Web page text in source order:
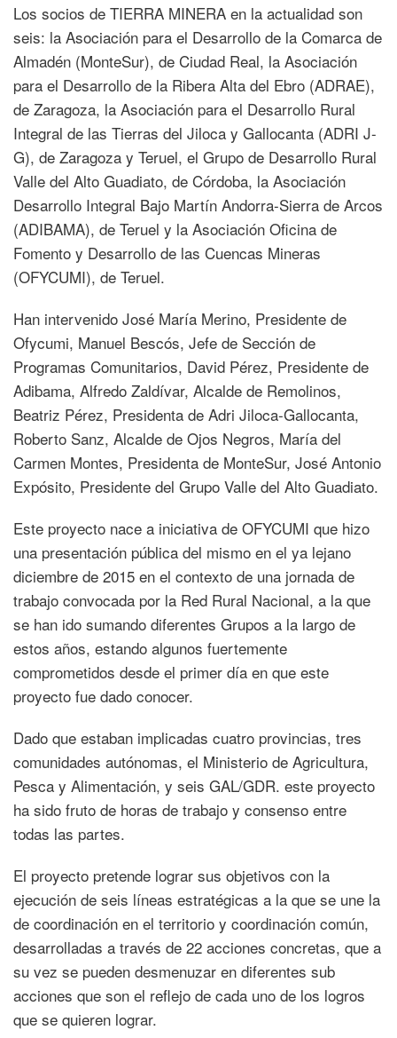
Los socios de TIERRA MINERA en la actualidad son
seis: la Asociación para el Desarrollo de la Comarca de
Almadén (MonteSur), de Ciudad Real, la Asociación
para el Desarrollo de la Ribera Alta del Ebro (ADRAE),
de Zaragoza, la Asociación para el Desarrollo Rural
Integral de las Tierras del Jiloca y Gallocanta (ADRI J-
G), de Zaragoza y Teruel, el Grupo de Desarrollo Rural
Valle del Alto Guadiato, de Córdoba, la Asociación
Desarrollo Integral Bajo Martín Andorra-Sierra de Arcos
(ADIBAMA), de Teruel y la Asociación Oficina de
Fomento y Desarrollo de las Cuencas Mineras
(OFYCUMI), de Teruel.
Han intervenido José María Merino, Presidente de
Ofycumi, Manuel Bescós, Jefe de Sección de
Programas Comunitarios, David Pérez, Presidente de
Adibama, Alfredo Zaldívar, Alcalde de Remolinos,
Beatriz Pérez, Presidenta de Adri Jiloca-Gallocanta,
Roberto Sanz, Alcalde de Ojos Negros, María del
Carmen Montes, Presidenta de MonteSur, José Antonio
Expósito, Presidente del Grupo Valle del Alto Guadiato.
Este proyecto nace a iniciativa de OFYCUMI que hizo
una presentación pública del mismo en el ya lejano
diciembre de 2015 en el contexto de una jornada de
trabajo convocada por la Red Rural Nacional, a la que
se han ido sumando diferentes Grupos a la largo de
estos años, estando algunos fuertemente
comprometidos desde el primer día en que este
proyecto fue dado conocer.
Dado que estaban implicadas cuatro provincias, tres
comunidades autónomas, el Ministerio de Agricultura,
Pesca y Alimentación, y seis GAL/GDR. este proyecto
ha sido fruto de horas de trabajo y consenso entre
todas las partes.
El proyecto pretende lograr sus objetivos con la
ejecución de seis líneas estratégicas a la que se une la
de coordinación en el territorio y coordinación común,
desarrolladas a través de 22 acciones concretas, que a
su vez se pueden desmenuzar en diferentes sub
acciones que son el reflejo de cada uno de los logros
que se quieren lograr.